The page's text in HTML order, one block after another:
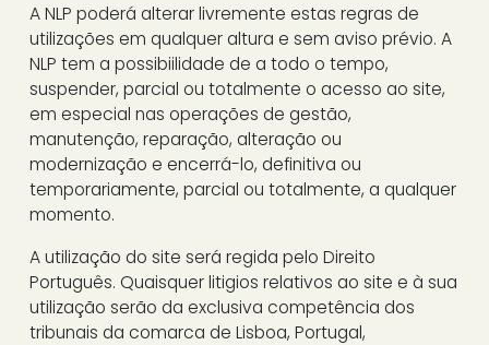
A NLP poderá alterar livremente estas regras de
utilizações em qualquer altura e sem aviso prévio. A
NLP tem a possibiilidade de a todo o tempo,
suspender, parcial ou totalmente o acesso ao site,
em especial nas operações de gestão,
manutenção, reparação, alteração ou
modernização e encerrá-lo, definitiva ou
temporariamente, parcial ou totalmente, a qualquer
momento.
A utilização do site será regida pelo Direito
Português. Quaisquer litigios relativos ao site e à sua
utilização serão da exclusiva competência dos
tribunais da comarca de Lisboa, Portugal,